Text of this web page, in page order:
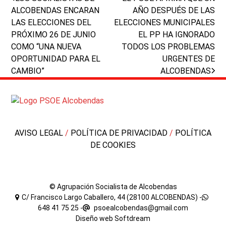
post:
ALCOBENDAS ENCARAN
LAS ELECCIONES DEL
PRÓXIMO 26 DE JUNIO
COMO “UNA NUEVA
OPORTUNIDAD PARA EL
CAMBIO”
post:AÑO DESPUÉS DE LAS
ELECCIONES MUNICIPALES
EL PP HA IGNORADO
TODOS LOS PROBLEMAS
URGENTES DE
ALCOBENDAS
AVISO LEGAL / POLÍTICA DE PRIVACIDAD / POLÍTICA
DE COOKIES
© Agrupación Socialista de Alcobendas
C/ Francisco Largo Caballero, 44 (28100 ALCOBENDAS) -
648 41 75 25 -
psoealcobendas@gmail.com
Diseño web Softdream